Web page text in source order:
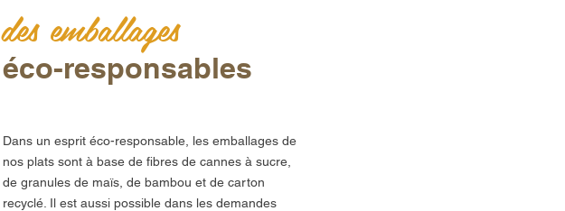
des emballages
éco-responsables
Dans un esprit éco-responsable, les emballages de
nos plats sont à base de fibres de cannes à sucre,
de granules de maïs, de bambou et de carton
recyclé. Il est aussi possible dans les demandes